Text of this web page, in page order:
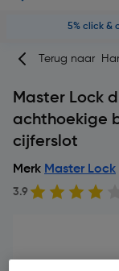
5% click &
Terug naar
Master Lock
achthoekige
cijferslot
Merk Master Lock
3.9